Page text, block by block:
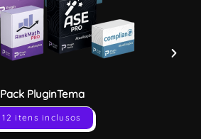
Pack PluginTema
12 itens inclusos